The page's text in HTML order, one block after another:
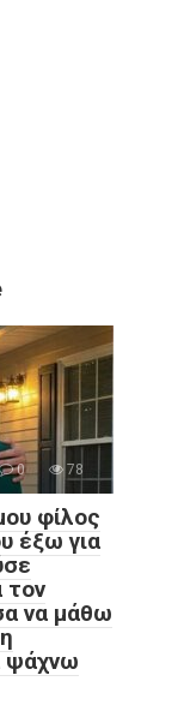
0 78
φίλος
έξω για
τον
να μάθω
ψάχνω